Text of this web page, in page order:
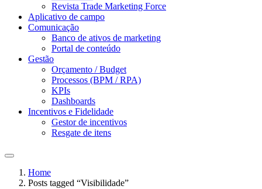
Revista Trade Marketing Force
Aplicativo de campo
Comunicação
Banco de ativos de marketing
Portal de conteúdo
Gestão
Orçamento / Budget
Processos (BPM / RPA)
KPIs
Dashboards
Incentivos e Fidelidade
Gestor de incentivos
Resgate de itens
Home
Posts tagged “Visibilidade”